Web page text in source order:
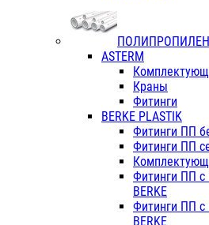
ASTERM
Краны
Фитинги
BERKE PLASTIK
Фитинги ПП
Фитинги ПП
Фитинги ПП с
BERKE
Фитинги ПП с
BERKE